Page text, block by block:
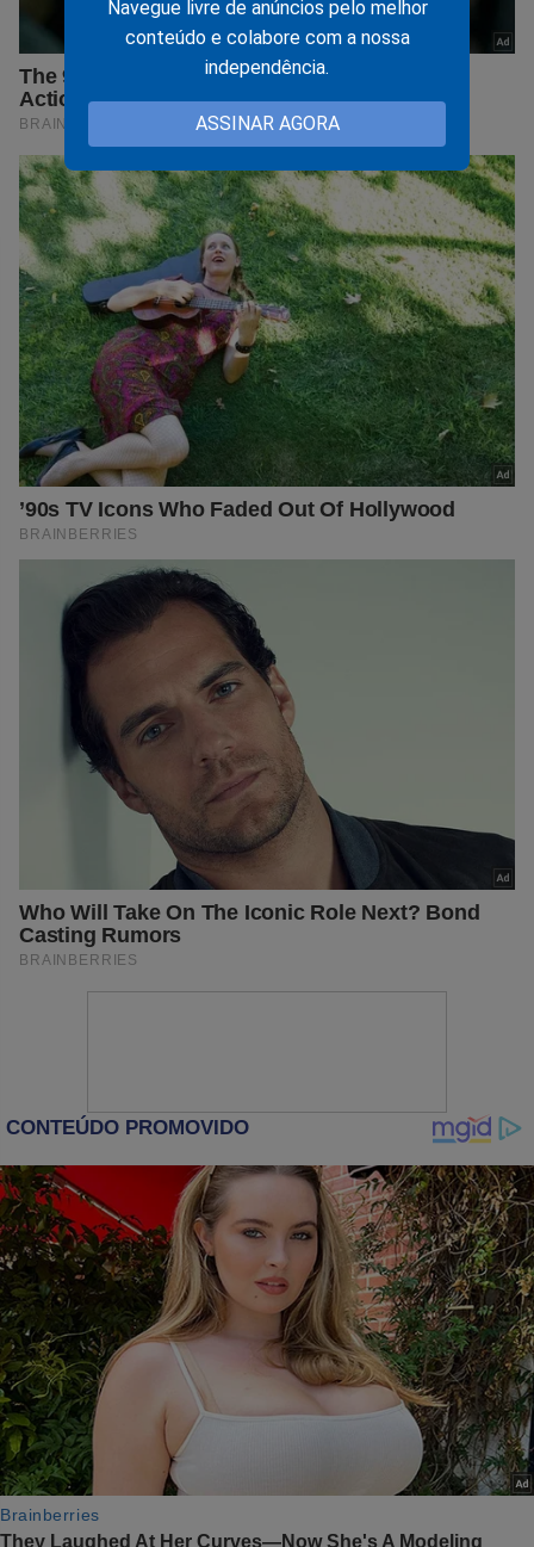
Navegue livre de anúncios pelo melhor
conteúdo e colabore com a nossa
independência.
ASSINAR AGORA